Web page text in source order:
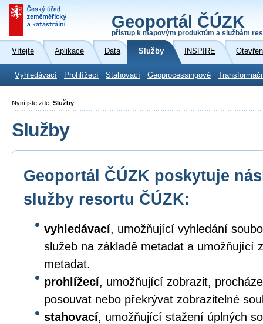
Geoportál ČÚZK
přístup k mapovým produktům a službám
Vítejte Aplikace Data Služby INSPIRE
Vyhledávací Prohlížecí Stahovací Geoprocessingové
Nyní jste zde: Služby
Služby
Geoportál ČÚZK poskytuje
služby resortu ČÚZK:
vyhledávací, umožňující vyhledání
služeb na základě metadat a umožňující
metadat.
prohlížecí, umožňující zobrazit,
posouvat nebo překrývat zobrazitelné
stahovací, umožňující stažení úplných